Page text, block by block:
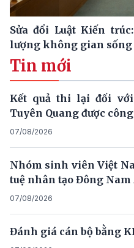
Sửa đổi Luật Kiến
lượng không gian sống
Tin mới
Kết quả thi lại đối
Tuyên Quang được
07/08/2026
Nhóm sinh viên Việt
tuệ nhân tạo Đông Nam
07/08/2026
Đánh giá cán bộ bằng